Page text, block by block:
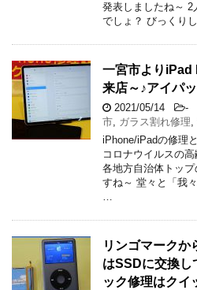
発表しましたね～ 2
でしょ？ びっくり
一宮市よりiPad
来店～♪アイパ
2021/05/14 -
市, ガラス割れ修理,
iPhone/iPadの修理
コロナウイルスの
各地方自治体トッ
すね～ 堂々と「我
…
リンゴマーク
はSSDに交換し
ック修理はクイ